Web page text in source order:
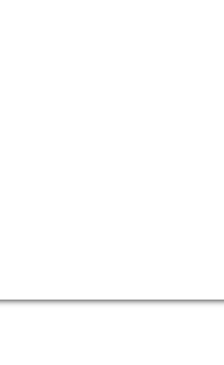
univerzity EUBA
aj v ďalších stupňoch štúdia
štúdia preukaz zostáva študentovi).
na EUBA
SAD, ...)
...)a iné.
s appkou UBIAN a aktuálne informácie o preukaze máš